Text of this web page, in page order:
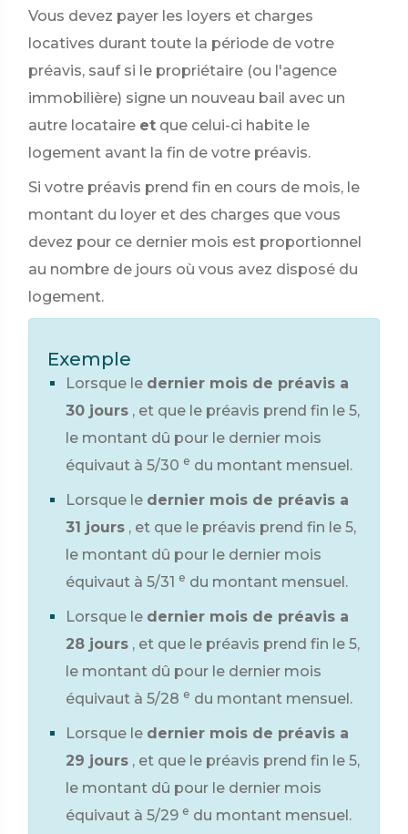
Vous devez payer les loyers et charges
locatives durant toute la période de votre
préavis, sauf si le propriétaire (ou l'agence
immobilière) signe un nouveau bail avec un
autre locataire et que celui-ci habite le
logement avant la fin de votre préavis.
Si votre préavis prend fin en cours de mois, le
montant du loyer et des charges que vous
devez pour ce dernier mois est proportionnel
au nombre de jours où vous avez disposé du
logement.
Exemple
Lorsque le dernier mois de préavis a
30 jours , et que le préavis prend fin le 5,
le montant dû pour le dernier mois
équivaut à 5/30 e du montant mensuel.
Lorsque le dernier mois de préavis a
31 jours , et que le préavis prend fin le 5,
le montant dû pour le dernier mois
équivaut à 5/31 e du montant mensuel.
Lorsque le dernier mois de préavis a
28 jours , et que le préavis prend fin le 5,
le montant dû pour le dernier mois
équivaut à 5/28 e du montant mensuel.
Lorsque le dernier mois de préavis a
29 jours , et que le préavis prend fin le 5,
le montant dû pour le dernier mois
équivaut à 5/29 e du montant mensuel.